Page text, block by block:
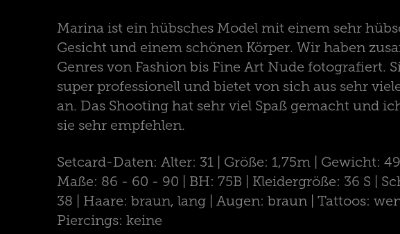
Marina ist ein hübsches Model mit einem sehr
Gesicht und einem schönen Körper. Wir haben
Genres von Fashion bis Fine Art Nude fotografiert.
super professionell und bietet von sich aus sehr
an. Das Shooting hat sehr viel Spaß gemacht und
sie sehr empfehlen.
Setcard-Daten: Alter: 31 | Größe: 1,75m | Gewicht: 49
Maße: 86 - 60 - 90 | BH: 75B | Kleidergröße: 36 S |
38 | Haare: braun, lang | Augen: braun | Tattoos:
Piercings: keine